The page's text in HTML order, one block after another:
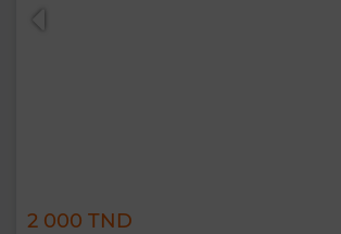
2 000 TND